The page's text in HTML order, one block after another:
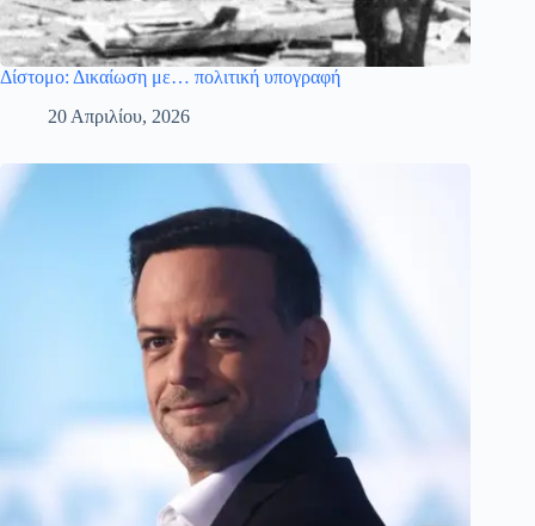
Δίστομο: Δικαίωση με… πολιτική υπογραφή
20 Απριλίου, 2026